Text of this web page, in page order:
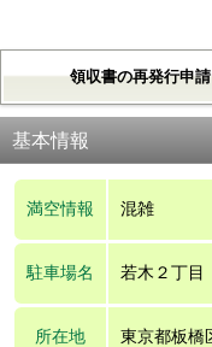
領収書の再発行申請
基本情報
満空情報 混雑
駐車場名 若木２丁目
所在地 東京都板橋